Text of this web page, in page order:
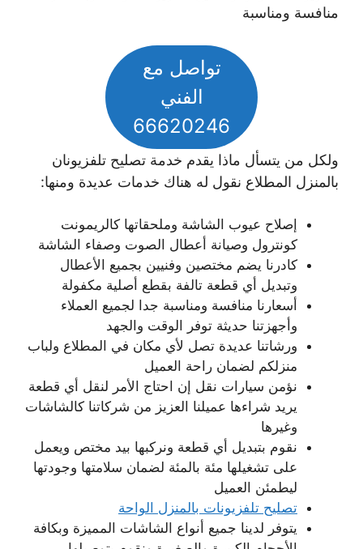
منافسة ومناسبة
تواصل مع
الفني
66620246
ولكل من يتسأل ماذا يقدم خدمة تصليح تلفزيونان
بالمنزل المطلاع نقول له هناك خدمات عديدة ومنها:
إصلاح عيوب الشاشة وملحقاتها كالريمونت
كونترول وصيانة أعطال الصوت وصفاء الشاشة
كادرنا يضم مختصين وفنيين بجميع الأعطال
وتبديل أي قطعة تالفة بقطع أصلية مكفولة
أسعارنا منافسة ومناسبة جدا لجميع العملاء
وأجهزتنا حديثة توفر الوقت والجهد
ورشاتنا عديدة تصل لأي مكان في المطلاع ولباب
منزلكم لضمان راحة العميل
نؤمن سيارات نقل إن احتاج الأمر لنقل أي قطعة
يريد شراءها عميلنا العزيز من شركاتنا كالشاشات
وغيرها
نقوم بتبديل أي قطعة ونركبها بيد مختص ويعمل
على تشغيلها مئة بالمئة لضمان سلامتها وجودتها
ليطمئن العميل
تصليح تلفزيونات بالمنزل الواحة
يتوفر لدينا جميع أنواع الشاشات المميزة وبكافة